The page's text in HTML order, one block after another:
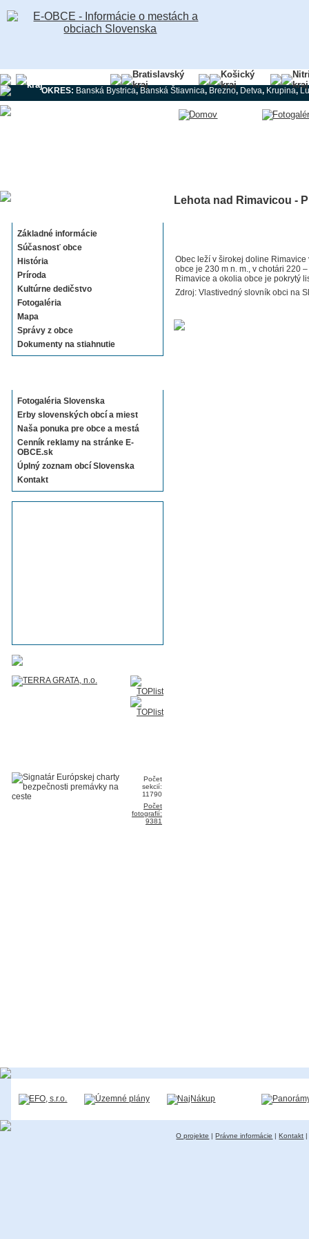
kraj
Bratislavský
kraj
Košický
kraj
kraj
OKRES: Banská Bystrica, Banská Štiavnica, Brezno, Detva, Krupina,
Základné informácie
Súčasnosť obce
História
Príroda
Kultúrne dedičstvo
Fotogaléria
Mapa
Správy z obce
Dokumenty na stiahnutie
Fotogaléria Slovenska
Erby slovenských obcí a miest
Naša ponuka pre obce a mestá
Cenník reklamy na stránke E-
OBCE.sk
Úplný zoznam obcí Slovenska
Kontakt
Počet
sekcií:
11790
Počet
fotografií:
9381
Lehota nad Rimavicou -
Obec leží v širokej doline
obce je 230 m n. m., v chotári 220
Rimavice a okolia obce je pokrytý
Zdroj: Vlastivedný slovník obci na
O projekte |Právne informácie |Kontakt